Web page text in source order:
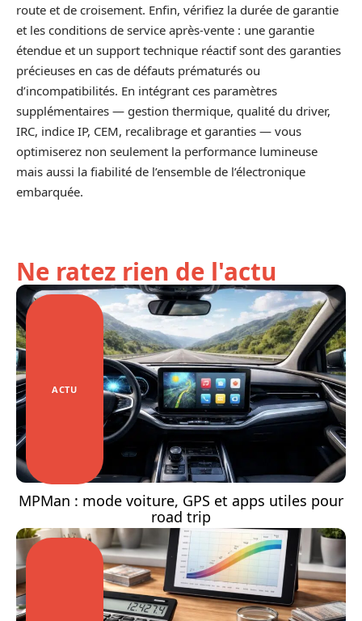
route et de croisement. Enfin, vérifiez la durée de garantie
et les conditions de service après-vente : une garantie
étendue et un support technique réactif sont des garanties
précieuses en cas de défauts prématurés ou
d’incompatibilités. En intégrant ces paramètres
supplémentaires — gestion thermique, qualité du driver,
IRC, indice IP, CEM, recalibrage et garanties — vous
optimiserez non seulement la performance lumineuse
mais aussi la fiabilité de l’ensemble de l’électronique
embarquée.
Ne ratez rien de l'actu
ACTU
MPMan : mode voiture, GPS et apps utiles pour
road trip